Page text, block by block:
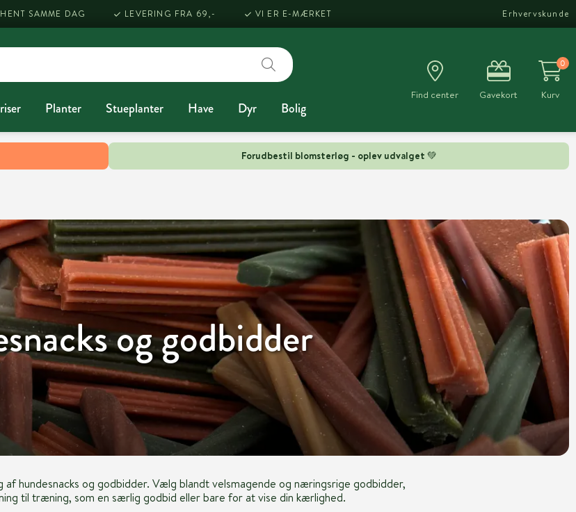
Forudbestil blomsterløg - oplev udvalget 💚
HENT SAMME DAG LEVERING FRA 69,- VI ER E-MÆRKET Erhvervskunde
Planter Stueplanter Have Dyr Bolig
Find center Gavekort
0
Kurv
og godbidder
hundesnacks og godbidder. Vælg blandt velsmagende og næringsrige godbidder,
til træning, som en særlig godbid eller bare for at vise din kærlighed.